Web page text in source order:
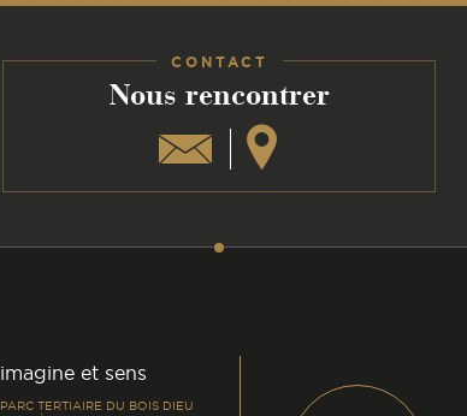
CONTACT
Nous rencontrer
imagine et sens
PARC TERTIAIRE DU BOIS DIEU